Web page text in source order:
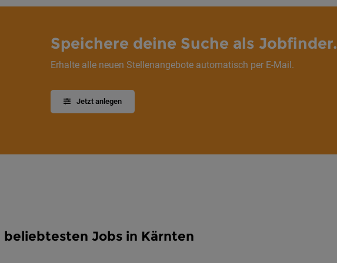
Speichere deine Suche als Jobfinder.
Erhalte alle neuen Stellenangebote automatisch per E-Mail.
Jetzt anlegen
beliebtesten Jobs in Kärnten